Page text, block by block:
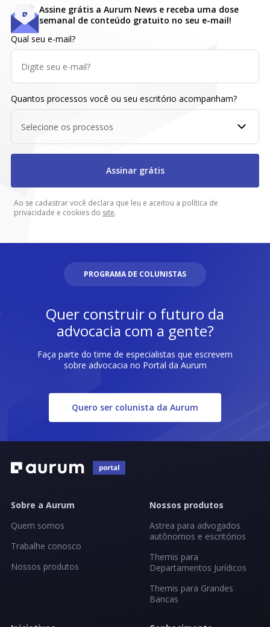
Assine grátis a Aurum News e receba uma dose
semanal de conteúdo gratuito no seu e-mail!
Qual seu e-mail?
Quantos processos você ou seu escritório acompanham?
Selecione os processos
Assinar grátis
Ao se cadastrar você declara que leu e aceitou a política de
privacidade e cookies do site.
PROGRAMA DE COLUNISTAS
Quer construir o futuro da
advocacia com a gente?
Faça parte do time de especialistas que escrevem
sobre advocacia no Portal da Aurum
Quero ser colunista da Aurum
Sobre a Aurum
Quem somos
Trabalhe conosco
Nossos produtos
Nossos produtos
Astrea para advogados
autônomos e escritórios
Themis para
Departamentos Jurídicos
Themis para Grandes
Bancas